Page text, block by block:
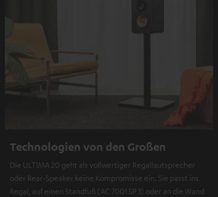
Technologien von den Großen
Die ULTIMA 20 geht als vollwertiger Regallautsprecher
oder Rear-Speaker keine Kompromisse ein. Sie passt ins
Regal, auf einen Standfuß (AC 7001 SP 3) oder an die Wand